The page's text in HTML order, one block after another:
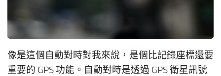
像是這個自動對時對我來說，是個比記錄座標還要
重要的 GPS 功能。自動對時是透過 GPS 衛星訊號